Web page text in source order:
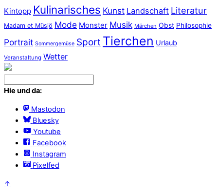
Kintopp Kulinarisches Kunst Landschaft Literatur
Madam et Müsjö Mode Monster Musik Märchen Obst Philosophie
Portrait Sommergemüse Sport Tierchen Urlaub
Veranstaltung Wetter
Hie und da:
Mastodon
Bluesky
Youtube
Facebook
Instagram
Pixelfed
↑